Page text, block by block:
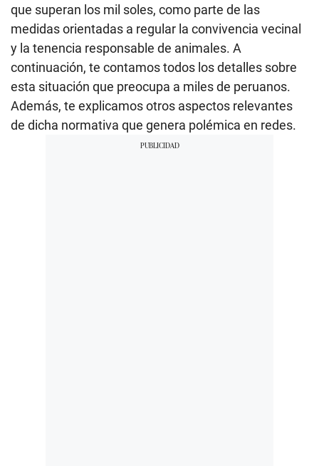
que superan los mil soles, como parte de las
medidas orientadas a regular la convivencia vecinal
y la tenencia responsable de animales. A
continuación, te contamos todos los detalles sobre
esta situación que preocupa a miles de peruanos.
Además, te explicamos otros aspectos relevantes
de dicha normativa que genera polémica en redes.